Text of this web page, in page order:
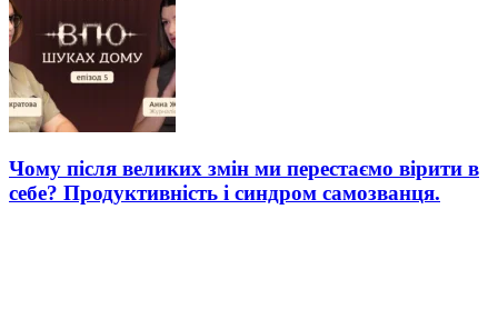
Чому після великих змін ми перестаємо вірити в
себе? Продуктивність і синдром самозванця.